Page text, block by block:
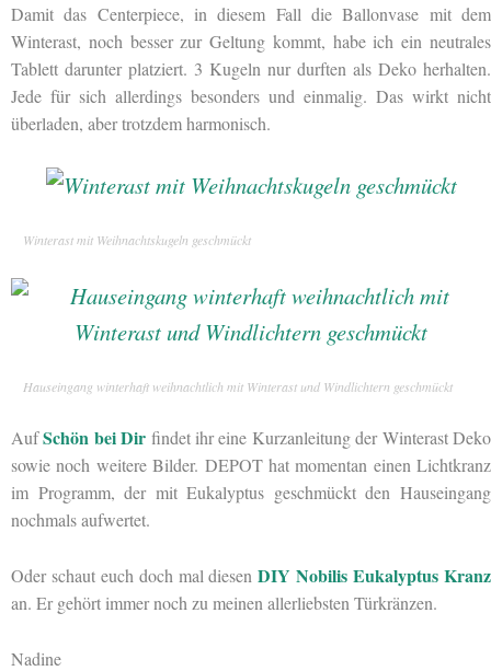
Damit das Centerpiece, in diesem Fall die Ballonvase mit dem
Winterast, noch besser zur Geltung kommt, habe ich ein neutrales
Tablett darunter platziert. 3 Kugeln nur durften als Deko herhalten.
Jede für sich allerdings besonders und einmalig. Das wirkt nicht
überladen, aber trotzdem harmonisch.
Winterast mit Weihnachtskugeln geschmückt
Hauseingang winterhaft weihnachtlich mit Winterast und Windlichtern geschmückt
AufSchön bei Dir findet ihr eine Kurzanleitung der Winterast Deko
sowie noch weitere Bilder. DEPOT hat momentan einen Lichtkranz
im Programm, der mit Eukalyptus geschmückt den Hauseingang
nochmals aufwertet.
Oder schaut euch doch mal diesenDIY Nobilis Eukalyptus Kranz
an. Er gehört immer noch zu meinen allerliebsten Türkränzen.
Nadine